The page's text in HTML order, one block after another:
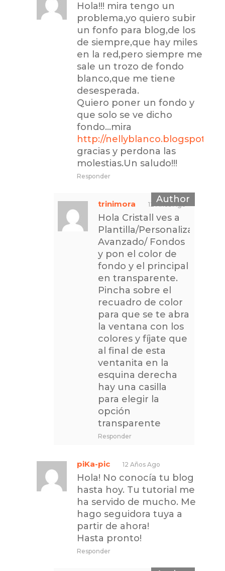
Hola!!! mira tengo un
problema,yo quiero subir
un fonfo para blog,de los
de siempre,que hay miles
en la red,pero siempre me
sale un trozo de fondo
blanco,que me tiene
desesperada.
Quiero poner un fondo y
que solo se ve dicho
fondo…mira
http://
gracias y perdona las
molestias.Un saludo!!!
Responder
trinimora 12 Años Ago
Hola Cristall ves a
Plantilla/Personalizar/
Avanzado/ Fondos
y pon el color de
fondo y el principal
en transparente.
Pincha sobre el
recuadro de color
para que se te abra
la ventana con los
colores y fíjate que
al final de esta
ventanita en la
esquina derecha
hay una casilla
para elegir la
opción
transparente
Responder
piKa-pic 12 Años Ago
Hola! No conocía tu blog
hasta hoy. Tu tutorial me
ha servido de mucho. Me
hago seguidora tuya a
partir de ahora!
Hasta pronto!
Responder